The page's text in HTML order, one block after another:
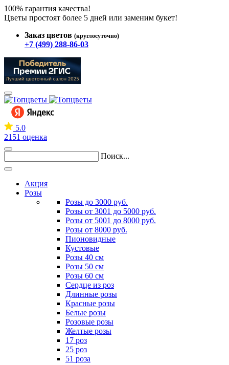
100% гарантия качества!
Цветы простоят более 5 дней или заменим букет!
Заказ цветов (круглосуточно)
+7 (499) 288-86-03
5.0
2151 оценка
Поиск...
Акция
Розы
Розы до 3000 руб.
Розы от 3001 до 5000 руб.
Розы от 5001 до 8000 руб.
Розы от 8000 руб.
Пионовидные
Кустовые
Розы 40 см
Розы 50 см
Розы 60 см
Сердце из роз
Длинные розы
Красные розы
Белые розы
Розовые розы
Желтые розы
17 роз
25 роз
51 роза